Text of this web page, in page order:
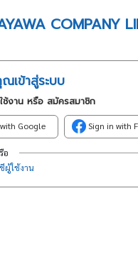
COMPANY
เข้าสู่ระบบ
ช้งาน หรือ สมัครสมาชิก
Google Sign in with
อ
ผู้ใช้งาน